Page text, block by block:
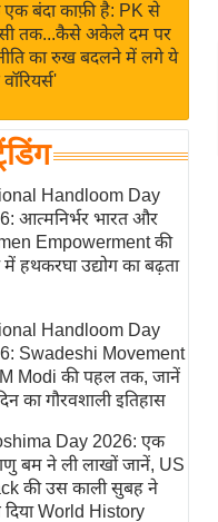
एक बंदा काफ़ी है: PK से
तक...कैसे अकेले दम पर
का रुख बदलने में लगे ये
Handloom Day
आत्मनिर्भर भारत और
Empowerment की
में हथकरघा उद्योग का बढ़ता
Handloom Day
Swadeshi Movement
Modi की पहल तक, जानें
का गौरवशाली इतिहास
Day 2026: एक
बम ने ली लाखों जानें, US
की उस काली सुबह ने
World History